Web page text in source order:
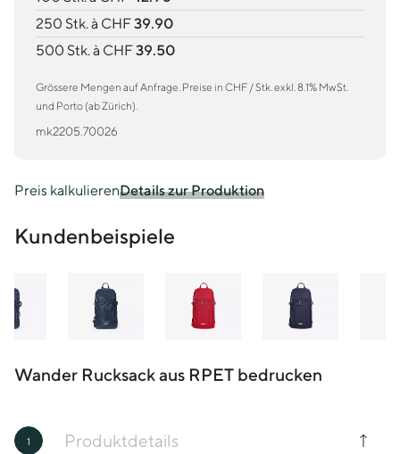
250 Stk. à CHF39.90
500 Stk. à CHF39.50
Grössere Mengen auf Anfrage. Preise in CHF / Stk. exkl. 8.1% MwSt.
und Porto (ab Zürich).
mk2205.70026
Preis kalkulierenDetails zur Produktion
Kundenbeispiele
Wander Rucksack aus RPET bedrucken
1 Produktdetails